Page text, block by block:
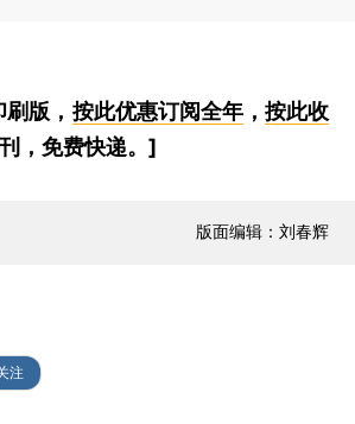
版， 按此优惠订阅全年， 按此收
，免费快递。]
版面编辑：刘春辉
注